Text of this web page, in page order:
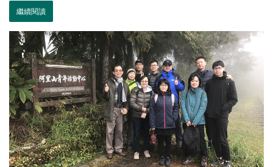
繼續閱讀